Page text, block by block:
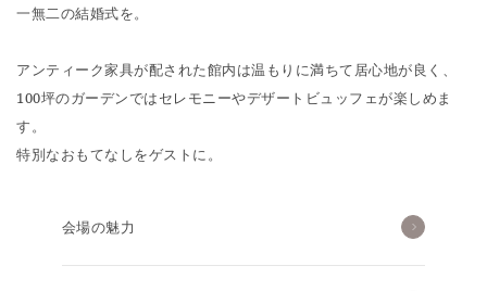
一無二の結婚式を。
アンティーク家具が配された館内は温もりに満ちて居心地が良く、
100坪のガーデンではセレモニーやデザートビュッフェが楽しめま
す。
特別なおもてなしをゲストに。
会場の魅力